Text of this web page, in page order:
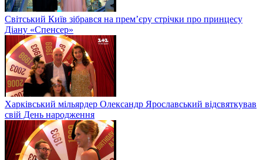
Світський Київ зібрався на прем’єру стрічки про принцесу
Діану «Спенсер»
Харківський мільярдер Олександр Ярославський відсвяткував
свій День народження